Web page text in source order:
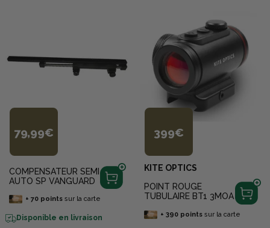
79,99€
COMPENSATEUR SEMI
AUTO SP VANGUARD
+ 70pointssur la carte
Disponible en livraison
399€
KITE OPTICS
POINT ROUGE
TUBULAIRE BT1 3MOA
+ 390pointssur la carte